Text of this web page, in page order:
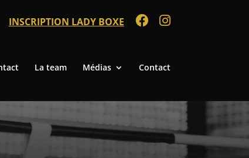
INSCRIPTION LADY BOXE
La team Médias Contact